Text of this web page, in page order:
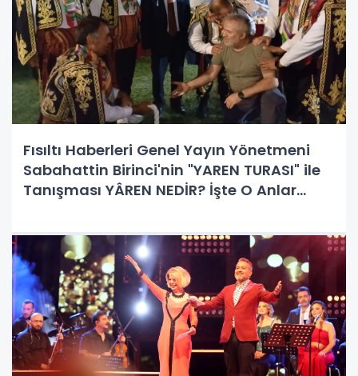
Fısıltı Haberleri Genel Yayın Yönetmeni
Sabahattin Birinci'nin "YAREN TURASI" ile
Tanışması YÂREN NEDİR? İşte O Anlar